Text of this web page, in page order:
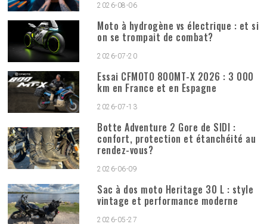
2026-08-06
Moto à hydrogène vs électrique : et si
on se trompait de combat?
2026-07-20
Essai CFMOTO 800MT-X 2026 : 3 000
km en France et en Espagne
2026-07-13
Botte Adventure 2 Gore de SIDI :
confort, protection et étanchéité au
rendez-vous?
2026-06-09
Sac à dos moto Heritage 30 L : style
vintage et performance moderne
2026-05-27